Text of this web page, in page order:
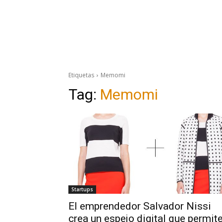
Etiquetas Memomi
Tag: Memomi
Startups
El emprendedor Salvador Nissi
crea un espejo digital que